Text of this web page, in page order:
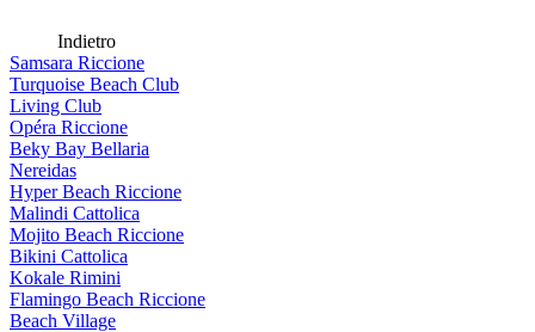
Indietro
Samsara Riccione
Turquoise Beach Club
Living Club
Opéra Riccione
Beky Bay Bellaria
Nereidas
Hyper Beach Riccione
Malindi Cattolica
Mojito Beach Riccione
Bikini Cattolica
Kokale Rimini
Flamingo Beach Riccione
Beach Village